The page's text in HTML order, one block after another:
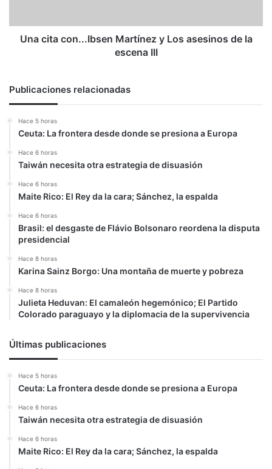
la
escena
Una cita con...Ibsen Martínez y Los asesinos de la
escena III
Publicaciones relacionadas
Hace 5 horas
Ceuta: La frontera desde donde se presiona a Europa
Hace 6 horas
Taiwán necesita otra estrategia de disuasión
Hace 6 horas
Maite Rico: El Rey da la cara; Sánchez, la espalda
Hace 6 horas
Brasil: el desgaste de Flávio Bolsonaro reordena la disputa
presidencial
Hace 8 horas
Karina Sainz Borgo: Una montaña de muerte y pobreza
Hace 8 horas
Julieta Heduvan: El camaleón hegemónico; El Partido
Colorado paraguayo y la diplomacia de la supervivencia
Últimas publicaciones
Hace 5 horas
Ceuta: La frontera desde donde se presiona a Europa
Hace 6 horas
Taiwán necesita otra estrategia de disuasión
Hace 6 horas
Maite Rico: El Rey da la cara; Sánchez, la espalda